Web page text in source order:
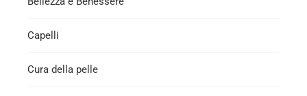
Capelli
Cura della pelle